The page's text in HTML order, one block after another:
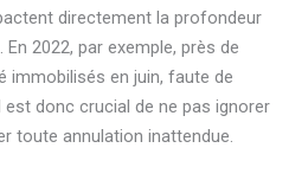
directement la profondeur
2022, par exemple, près de
immobilisés en juin, faute de
donc crucial de ne pas ignorer
toute annulation inattendue.